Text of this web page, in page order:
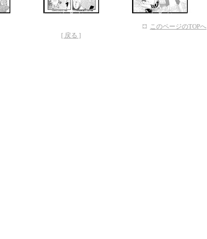
このページのTOPへ
[ 戻る ]